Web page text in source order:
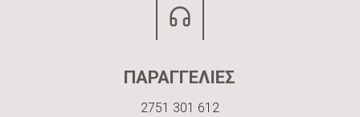
ΠΑΡΑΓΓΕΛΙΕΣ
2751 301 612